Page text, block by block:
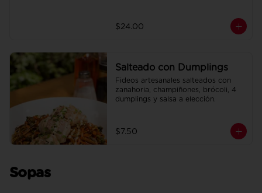
$24.00
Salteado con Dumplings
Fideos artesanales salteados con
zanahoria, champiñones, brócoli, 4
dumplings y salsa a elección.
$7.50
Sopas